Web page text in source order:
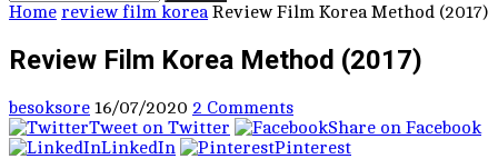
Home review film korea Review Film Korea Method (2017)
Review Film Korea Method (2017)
besoksore 16/07/2020 2 Comments
Tweet on Twitter
Share on Facebook
LinkedIn
Pinterest